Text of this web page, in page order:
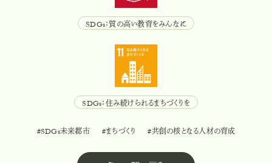
SDGs：質の高い教育をみんなに
SDGs：質の高い教育をみんなに
SDGs：住み続けられるまちづくりを
SDGs：住み続けられるまちづくりを
#SDGs未来都市
#SDGs未来都市 #まちづくり
#まちづくり #共創の核となる人材の育成
#共創の核となる人材の育成